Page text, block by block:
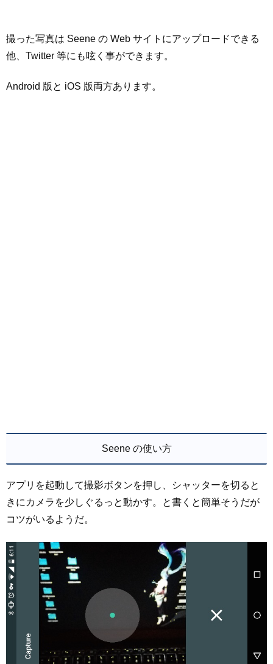
撮った写真は Seene の Web サイトにアップロードできる
他、Twitter 等にも呟く事ができます。
Android 版と iOS 版両方あります。
Seene の使い方
アプリを起動して撮影ボタンを押し、シャッターを切ると
きにカメラを少しぐるっと動かす。と書くと簡単そうだが
コツがいるようだ。